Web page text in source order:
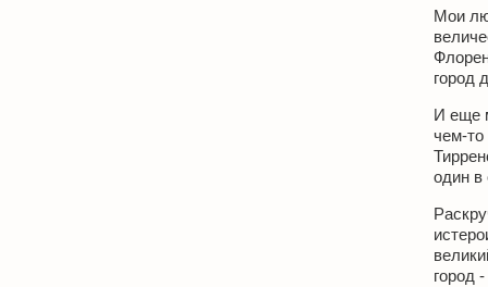
Мои
город
И еще
чем-
один
город